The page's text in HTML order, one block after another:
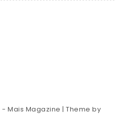
Mais Magazine | Theme by